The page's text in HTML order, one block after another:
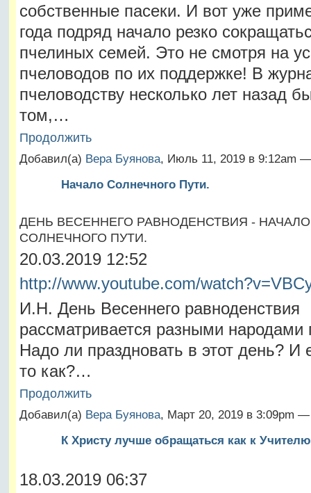
собственные пасеки. И вот уже
года подряд начало резко
пчелиных семей. Это не смотря на
пчеловодов по их поддержке! В
пчеловодству несколько лет назад
том,…
Продолжить
Добавил(а) Вера Буянова, Июль 11, 2019 в 9:12am
Начало Солнечного Пути.
ДЕНЬ ВЕСЕННЕГО РАВНОДЕНСТВИЯ - НАЧАЛО
СОЛНЕЧНОГО ПУТИ.
20.03.2019 12:52
http://www.youtube.com/
И.Н. День Весеннего равноденствия
рассматривается разными народами
Надо ли праздновать в этот день? И
то как?…
Продолжить
Добавил(а) Вера Буянова, Март 20, 2019 в 3:09pm
К Христу лучше обращаться как к
18.03.2019 06:37